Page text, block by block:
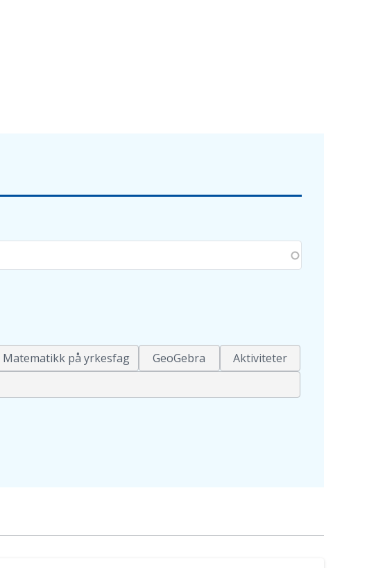
Matematikk på yrkesfag GeoGebra
Aktiviteter